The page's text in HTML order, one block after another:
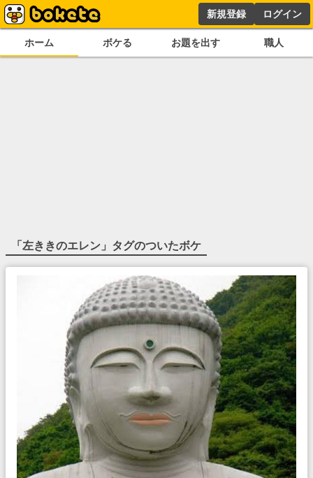
新規登録 ログイン
ホーム ボケる お題を出す 職人
「左ききのエレン 」タグのついたボケ